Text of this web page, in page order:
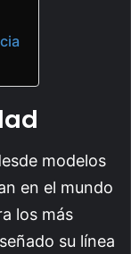
modelos
en el mundo
los más
su línea